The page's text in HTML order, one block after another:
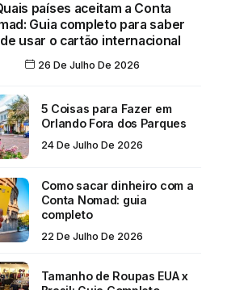
países aceitam a Conta
Guia completo para saber
usar o cartão internacional
26 De Julho De 2026
5 Coisas para Fazer em
Orlando Fora dos Parques
24 De Julho De 2026
Como sacar dinheiro com a
Conta Nomad: guia
completo
22 De Julho De 2026
Tamanho de Roupas EUA x